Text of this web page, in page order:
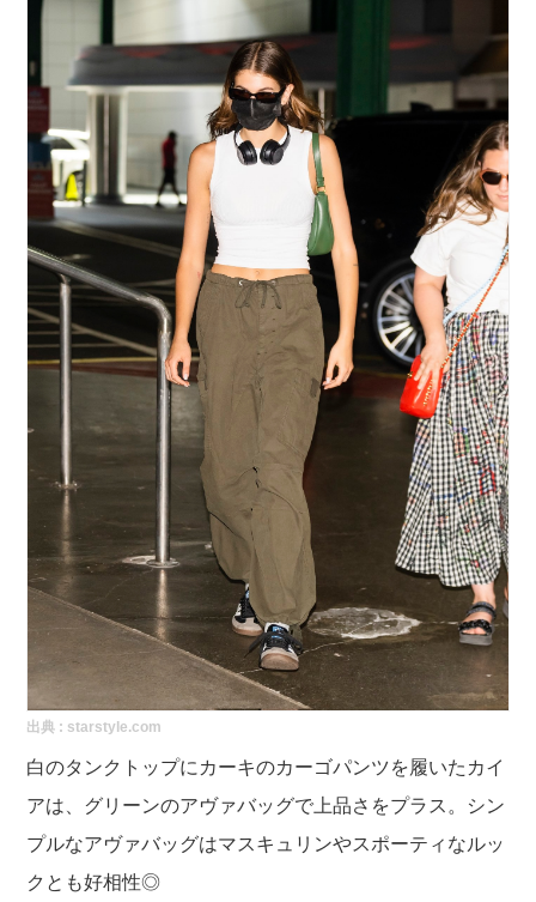
出典 : starstyle.com
白のタンクトップにカーキのカーゴパンツを履いたカイ
アは、グリーンのアヴァバッグで上品さをプラス。シン
プルなアヴァバッグはマスキュリンやスポーティなルッ
クとも好相性◎